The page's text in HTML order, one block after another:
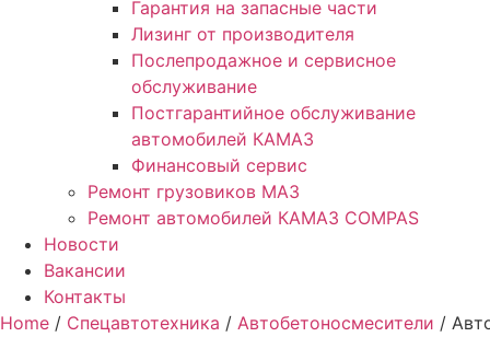
Гарантия на запасные части
Лизинг от производителя
Послепродажное и сервисное
обслуживание
Постгарантийное обслуживание
автомобилей КАМАЗ
Финансовый сервис
Ремонт грузовиков МАЗ
Ремонт автомобилей КАМАЗ COMPAS
Новости
Вакансии
Контакты
Home / Спецавтотехника / Автобетоносмесители /